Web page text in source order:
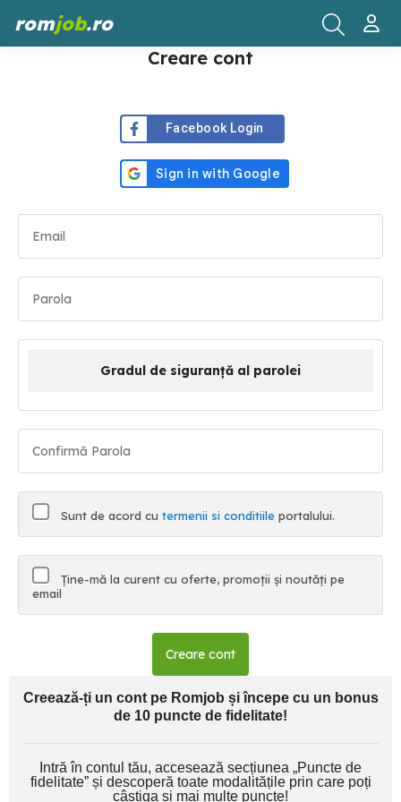
romjob.ro
Creare cont
Facebook Login
Gradul de siguranță al parolei
Sunt de acord cu termenii si conditiile portalului.
Ține-mă la curent cu oferte, promoții și noutăți pe
email
Creare cont
Creează-ți un cont pe Romjob și începe cu un bonus
de 10 puncte de fidelitate!
Intră în contul tău, accesează secțiunea „Puncte de
fidelitate” și descoperă toate modalitățile prin care poți
câștiga și mai multe puncte!